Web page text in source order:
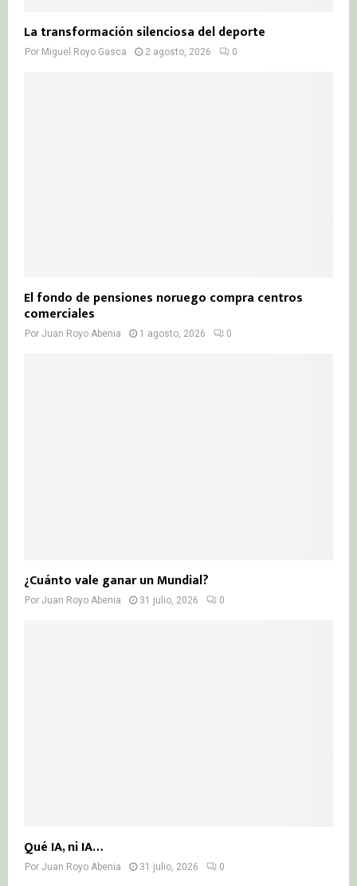
La transformación silenciosa del deporte
Por Miguel Royo Gasca 2 agosto, 2026 0
El fondo de pensiones noruego compra centros
comerciales
Por Juan Royo Abenia 1 agosto, 2026 0
¿Cuánto vale ganar un Mundial?
Por Juan Royo Abenia 31 julio, 2026 0
Qué IA, ni IA…
Por Juan Royo Abenia 31 julio, 2026 0